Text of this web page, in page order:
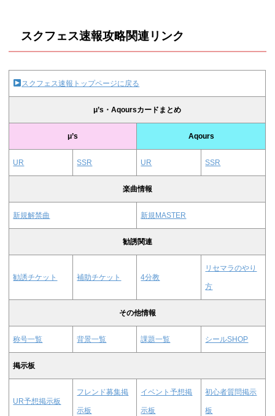
スクフェス速報攻略関連リンク
スクフェス速報トップページに戻る
μ’s・Aqoursカードまとめ
μ’s Aqours
UR SSR UR SSR
楽曲情報
新規解禁曲 新規MASTER
勧誘関連
勧誘チケット 補助チケット 4分教
リセマラのやり
方
その他情報
称号一覧 背景一覧 課題一覧 シールSHOP
掲示板
UR予想掲示板
フレンド募集掲
示板
イベント予想掲
示板
初心者質問掲示
板